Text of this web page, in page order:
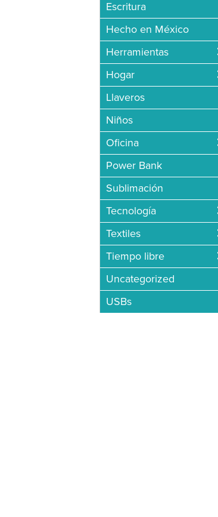
Escritura
Hecho en México
Herramientas
Hogar
Llaveros
Niños
Oficina
Power Bank
Sublimación
Tecnología
Textiles
Tiempo libre
Uncategorized
USBs